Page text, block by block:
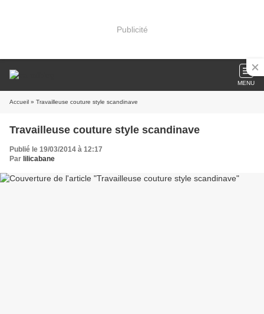
Publicité
MENU
Accueil » Travailleuse couture style scandinave
Travailleuse couture style scandinave
Publié le 19/03/2014 à 12:17
Par lilicabane